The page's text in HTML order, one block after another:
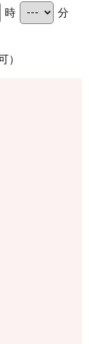
時
分
）